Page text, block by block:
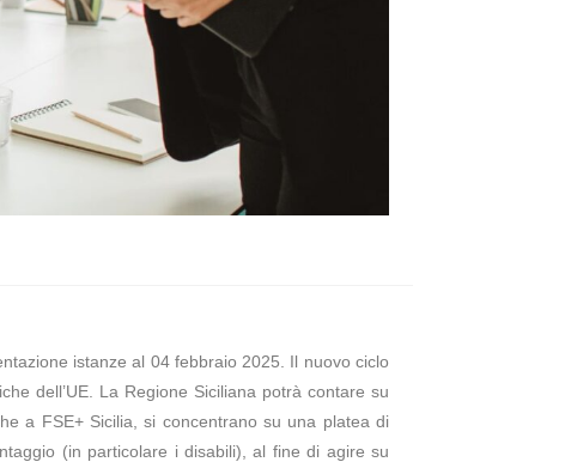
istanze al 04 febbraio 2025. Il nuovo ciclo
dell’UE. La Regione Siciliana potrà contare su
a FSE+ Sicilia, si concentrano su una platea di
(in particolare i disabili), al fine di agire su